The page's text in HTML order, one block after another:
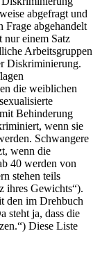
abgefragt und
abgehandelt
einem Satz
Arbeitsgruppen
Diskriminierung.
die weiblichen
Behinderung
wenn sie
Schwangere
wenn die
40 werden von
stehen teils
ihres Gewichts“).
den im Drehbuch
steht ja, dass die
Diese Liste